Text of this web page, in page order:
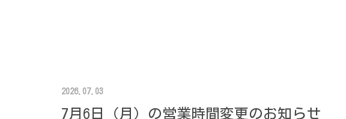
2026.07.03
7月6日（月）の営業時間変更のお知らせ